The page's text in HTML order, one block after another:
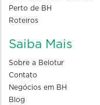
Perto de BH
Roteiros
Saiba Mais
Sobre a Belotur
Contato
Negócios em BH
Blog